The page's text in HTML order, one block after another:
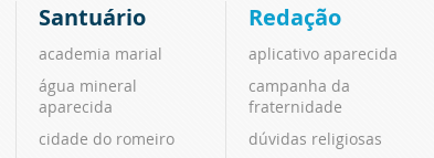
Santuário
academia marial
água mineral
aparecida
cidade do romeiro
Redação
aplicativo aparecida
campanha da
fraternidade
dúvidas religiosas